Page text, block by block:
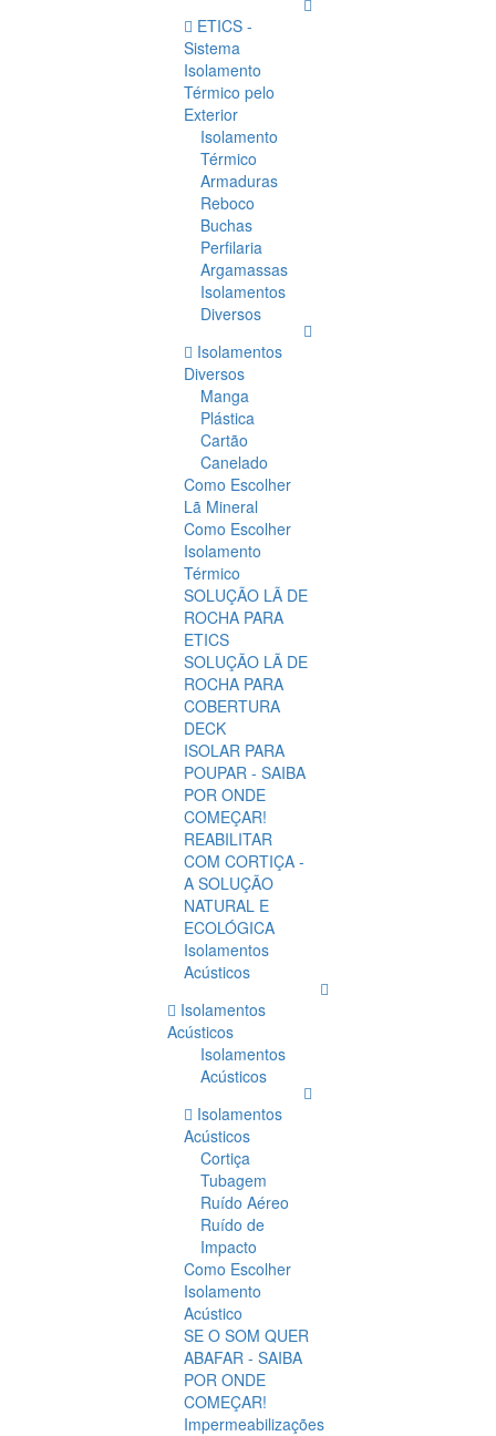
ETICS -
Sistema
Isolamento
Térmico pelo
Exterior
Isolamento
Térmico
Armaduras
Reboco
Buchas
Perfilaria
Argamassas
Isolamentos
Diversos
Isolamentos
Diversos
Manga
Plástica
Cartão
Canelado
Como Escolher
Lã Mineral
Como Escolher
Isolamento
Térmico
SOLUÇÃO LÃ DE
ROCHA PARA
ETICS
SOLUÇÃO LÃ DE
ROCHA PARA
COBERTURA
DECK
ISOLAR PARA
POUPAR - SAIBA
POR ONDE
COMEÇAR!
REABILITAR
COM CORTIÇA -
A SOLUÇÃO
NATURAL E
ECOLÓGICA
Isolamentos
Acústicos
Isolamentos
Acústicos
Isolamentos
Acústicos
Isolamentos
Acústicos
Cortiça
Tubagem
Ruído Aéreo
Ruído de
Impacto
Como Escolher
Isolamento
Acústico
SE O SOM QUER
ABAFAR - SAIBA
POR ONDE
COMEÇAR!
Impermeabilizações